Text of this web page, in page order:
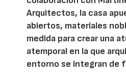
Arquitectos, la casa
abiertos, materiales
medida para crear una
atemporal en la que
entorno se integran de